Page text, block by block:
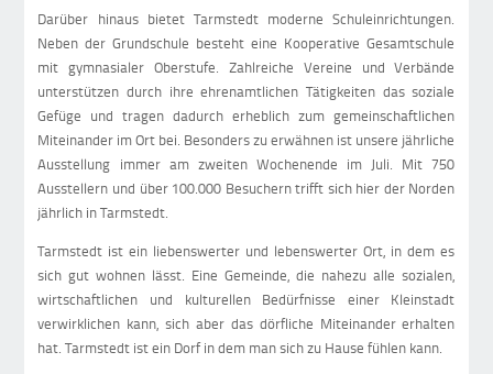
Darüber hinaus bietet Tarmstedt moderne Schuleinrichtungen.
Neben der Grundschule besteht eine Kooperative Gesamtschule
mit gymnasialer Oberstufe. Zahlreiche Vereine und Verbände
unterstützen durch ihre ehrenamtlichen Tätigkeiten das soziale
Gefüge und tragen dadurch erheblich zum gemeinschaftlichen
Miteinander im Ort bei. Besonders zu erwähnen ist unsere jährliche
Ausstellung immer am zweiten Wochenende im Juli. Mit 750
Ausstellern und über 100.000 Besuchern trifft sich hier der Norden
jährlich in Tarmstedt.
Tarmstedt ist ein liebenswerter und lebenswerter Ort, in dem es
sich gut wohnen lässt. Eine Gemeinde, die nahezu alle sozialen,
wirtschaftlichen und kulturellen Bedürfnisse einer Kleinstadt
verwirklichen kann, sich aber das dörfliche Miteinander erhalten
hat. Tarmstedt ist ein Dorf in dem man sich zu Hause fühlen kann.